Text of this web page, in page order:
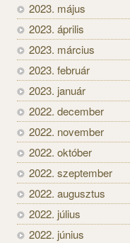
2023. május
2023. április
2023. március
2023. február
2023. január
2022. december
2022. november
2022. október
2022. szeptember
2022. augusztus
2022. július
2022. június